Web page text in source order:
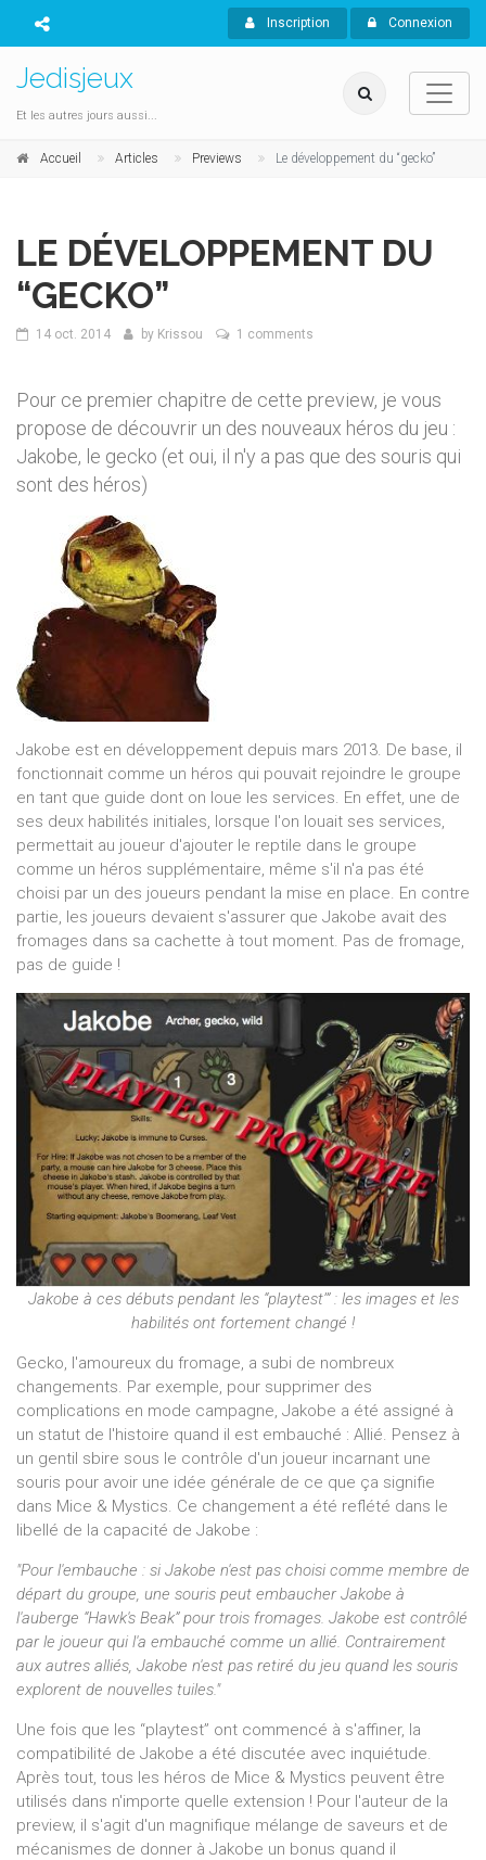
Inscription Connexion
Jedisjeux
Et les autres jours aussi...
Accueil Articles Previews Le développement du “gecko”
LE DÉVELOPPEMENT DU
“GECKO”
14 oct. 2014 by Krissou 1 comments
Pour ce premier chapitre de cette preview, je vous
propose de découvrir un des nouveaux héros du jeu :
Jakobe, le gecko (et oui, il n'y a pas que des souris qui
sont des héros)
Jakobe est en développement depuis mars 2013. De base, il
fonctionnait comme un héros qui pouvait rejoindre le groupe
en tant que guide dont on loue les services. En effet, une de
ses deux habilités initiales, lorsque l'on louait ses services,
permettait au joueur d'ajouter le reptile dans le groupe
comme un héros supplémentaire, même s'il n'a pas été
choisi par un des joueurs pendant la mise en place. En contre
partie, les joueurs devaient s'assurer que Jakobe avait des
fromages dans sa cachette à tout moment. Pas de fromage,
pas de guide !
Jakobe à ces débuts pendant les “playtest’” : les images et les
habilités ont fortement changé !
Gecko, l'amoureux du fromage, a subi de nombreux
changements. Par exemple, pour supprimer des
complications en mode campagne, Jakobe a été assigné à
un statut de l'histoire quand il est embauché : Allié. Pensez à
un gentil sbire sous le contrôle d'un joueur incarnant une
souris pour avoir une idée générale de ce que ça signifie
dans Mice & Mystics. Ce changement a été reflété dans le
libellé de la capacité de Jakobe :
"Pour l'embauche : si Jakobe n'est pas choisi comme membre de
départ du groupe, une souris peut embaucher Jakobe à
l'auberge “Hawk's Beak” pour trois fromages. Jakobe est contrôlé
par le joueur qui l'a embauché comme un allié. Contrairement
aux autres alliés, Jakobe n'est pas retiré du jeu quand les souris
explorent de nouvelles tuiles."
Une fois que les “playtest” ont commencé à s'affiner, la
compatibilité de Jakobe a été discutée avec inquiétude.
Après tout, tous les héros de Mice & Mystics peuvent être
utilisés dans n'importe quelle extension ! Pour l'auteur de la
preview, il s'agit d'un magnifique mélange de saveurs et de
mécanismes de donner à Jakobe un bonus quand il